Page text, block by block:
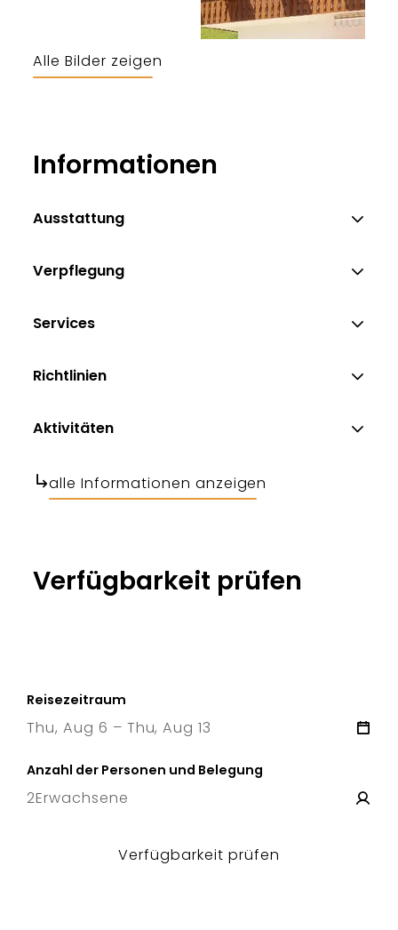
Alle Bilder zeigen
Informationen
Ausstattung
Verpflegung
Services
Richtlinien
Aktivitäten
alle Informationen anzeigen
Verfügbarkeit prüfen
Reisezeitraum
Thu, Aug 6 – Thu, Aug 13
Anzahl der Personen und Belegung
2Erwachsene
Verfügbarkeit prüfen